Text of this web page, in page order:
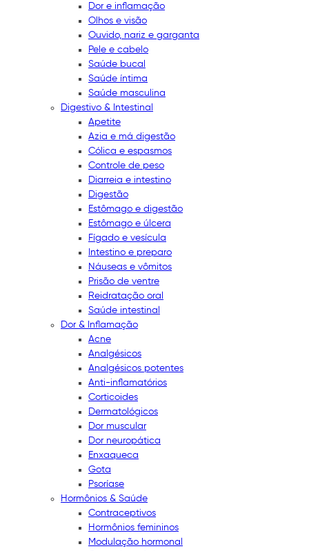
Dor e inflamação
Olhos e visão
Ouvido, nariz e garganta
Pele e cabelo
Saúde bucal
Saúde íntima
Saúde masculina
Digestivo & Intestinal
Apetite
Azia e má digestão
Cólica e espasmos
Controle de peso
Diarreia e intestino
Digestão
Estômago e digestão
Estômago e úlcera
Fígado e vesícula
Intestino e preparo
Náuseas e vômitos
Prisão de ventre
Reidratação oral
Saúde intestinal
Dor & Inflamação
Acne
Analgésicos
Analgésicos potentes
Anti-inflamatórios
Corticoides
Dermatológicos
Dor muscular
Dor neuropática
Enxaqueca
Gota
Psoríase
Hormônios & Saúde
Contraceptivos
Hormônios femininos
Modulação hormonal